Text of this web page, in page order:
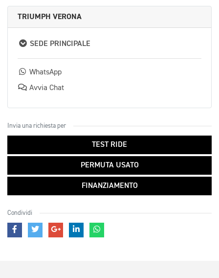
TRIUMPH VERONA
SEDE PRINCIPALE
WhatsApp
Avvia Chat
Invia una richiesta per
TEST RIDE
PERMUTA USATO
FINANZIAMENTO
Condividi